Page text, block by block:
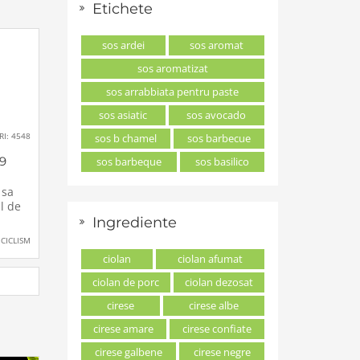
4548
de
sa
CICLISM
Etichete
sos ardei
sos aromat
sos aromatizat
sos arrabbiata pentru paste
sos asiatic
sos avocado
sos b chamel
sos barbecue
sos barbeque
sos basilico
Ingrediente
ciolan
ciolan afumat
ciolan de porc
ciolan dezosat
cirese
cirese albe
cirese amare
cirese confiate
cirese galbene
cirese negre